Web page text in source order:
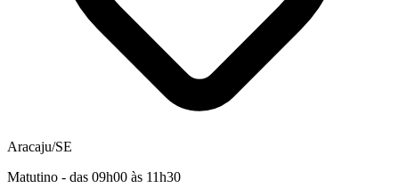
Aracaju/SE
Matutino - das 09h00 às 11h30